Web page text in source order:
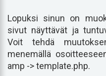
Lopuksi sinun on
sivut näyttävät ja
Voit tehdä
menemällä
amp -> template.php.